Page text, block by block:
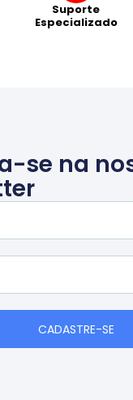
Suporte
Especializado
se na
CADASTRE-SE